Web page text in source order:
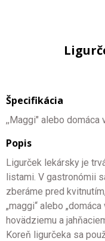
Špecifikácia
,,Maggi" alebo domáca
Popis
Ligurček lekársky je
listami. V gastronómii
zberáme pred
„maggi“ alebo
hovädziemu a
Koreň ligurčeka sa